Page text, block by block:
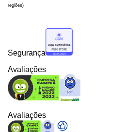
regiões)
Segurança
Avaliações
Avaliações